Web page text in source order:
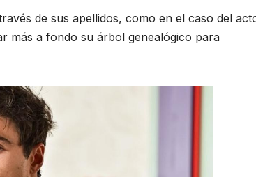
de sus apellidos, como en el caso del
más a fondo su árbol genealógico para